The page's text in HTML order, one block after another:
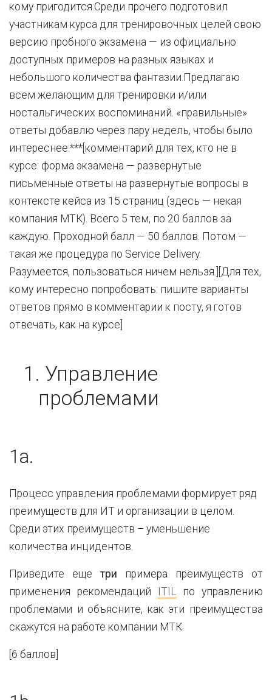
кому пригодится:Среди прочего подготовил
участникам курса для тренировочных целей свою
версию пробного экзамена — из официально
доступных примеров на разных языках и
небольшого количества фантазии.Предлагаю
всем желающим для тренировки и/или
ностальгических воспоминаний. «правильные»
ответы добавлю через пару недель, чтобы было
интереснее.***[комментарий для тех, кто не в
курсе: форма экзамена — развернутые
письменные ответы на развернутые вопросы в
контексте кейса из 15 страниц (здесь — некая
компания МТК). Всего 5 тем, по 20 баллов за
каждую. Проходной балл — 50 баллов. Потом —
такая же процедура по Service Delivery.
Разумеется, пользоваться ничем нельзя.][Для тех,
кому интересно попробовать: пишите варианты
ответов прямо в комментарии к посту, я готов
отвечать, как на курсе]
1. Управление
проблемами
1a.
Процесс управления проблемами формирует ряд
преимуществ для ИТ и организации в целом.
Среди этих преимуществ – уменьшение
количества инцидентов.
Приведите еще три примера преимуществ от
применения рекомендаций
ITIL по управлению
проблемами и объясните, как эти преимущества
скажутся на работе компании МТК.
6 баллов